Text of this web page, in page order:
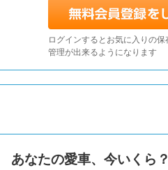
ログインするとお気に入りの
管理が出来るようになります
あなたの愛車、今いくら？